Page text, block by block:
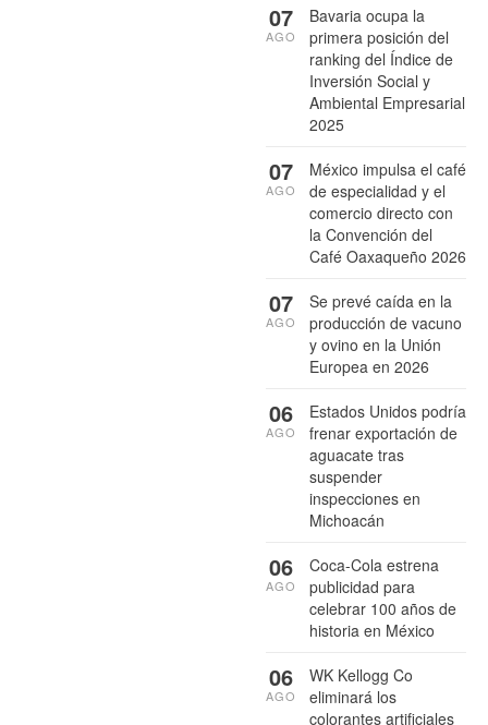
Bavaria ocupa la
primera posición del
ranking del Índice de
Inversión Social y
Ambiental Empresarial
2025
07
AGO
México impulsa el café
de especialidad y el
comercio directo con
la Convención del
Café Oaxaqueño 2026
07
AGO
Se prevé caída en la
producción de vacuno
y ovino en la Unión
Europea en 2026
07
AGO
Estados Unidos podría
frenar exportación de
aguacate tras
suspender
inspecciones en
Michoacán
06
AGO
Coca-Cola estrena
publicidad para
celebrar 100 años de
historia en México
06
AGO
WK Kellogg Co
eliminará los
colorantes artificiales
06
AGO